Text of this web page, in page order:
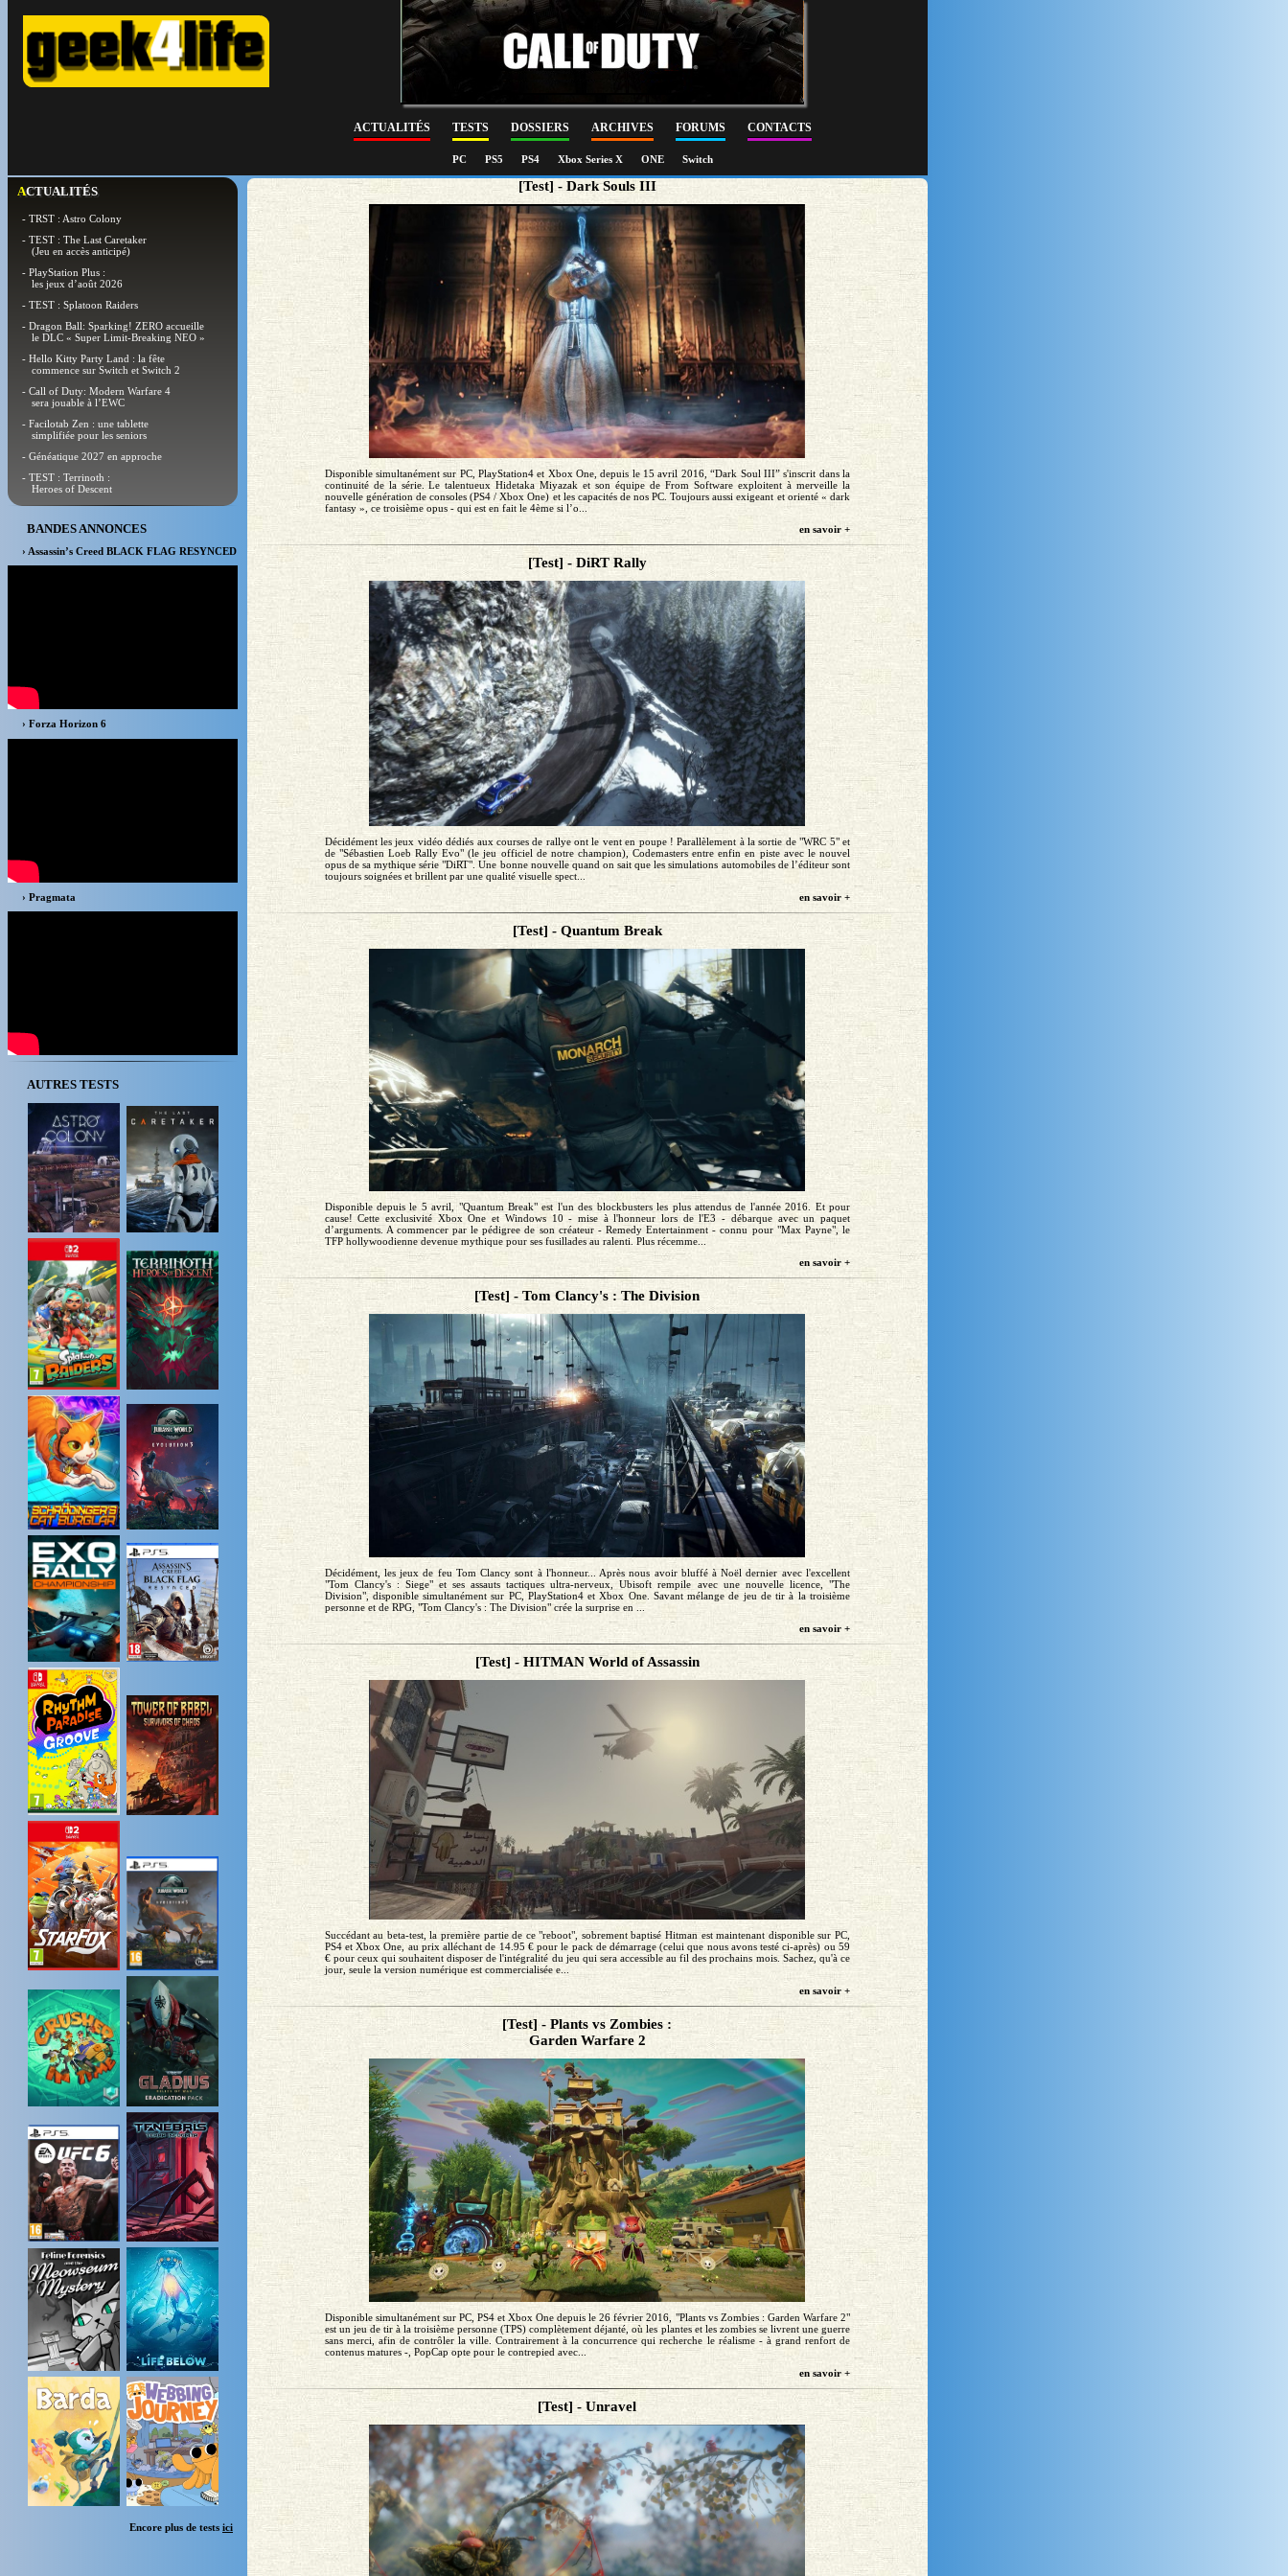
ACTUALITÉS TESTS DOSSIERS ARCHIVES FORUMS CONTACTS
PC PS5 PS4 Xbox Series X ONE Switch
ACTUALITÉS
- TRST : Astro Colony
- TEST : The Last Caretaker
(Jeu en accès anticipé)
- PlayStation Plus :
les jeux d’août 2026
- TEST : Splatoon Raiders
- Dragon Ball: Sparking! ZERO accueille
le DLC « Super Limit-Breaking NEO »
- Hello Kitty Party Land : la fête
commence sur Switch et Switch 2
- Call of Duty: Modern Warfare 4
sera jouable à l’EWC
- Facilotab Zen : une tablette
simplifiée pour les seniors
- Généatique 2027 en approche
- TEST : Terrinoth :
Heroes of Descent
BANDES ANNONCES
› Assassin’s Creed BLACK FLAG RESYNCED
› Forza Horizon 6
› Pragmata
AUTRES TESTS
Encore plus de tests ici
[Test] - Dark Souls III
Disponible simultanément sur PC, PlayStation4 et Xbox One, depuis le 15 avril 2016, “Dark Soul III” s'inscrit dans la
continuité de la série. Le talentueux Hidetaka Miyazak et son équipe de From Software exploitent à merveille la
nouvelle génération de consoles (PS4 / Xbox One) et les capacités de nos PC. Toujours aussi exigeant et orienté « dark
fantasy », ce troisième opus - qui est en fait le 4ème si l’o...
en savoir +
[Test] - DiRT Rally
Décidément les jeux vidéo dédiés aux courses de rallye ont le vent en poupe ! Parallèlement à la sortie de "WRC 5" et
de "Sébastien Loeb Rally Evo" (le jeu officiel de notre champion), Codemasters entre enfin en piste avec le nouvel
opus de sa mythique série "DiRT". Une bonne nouvelle quand on sait que les simulations automobiles de l’éditeur sont
toujours soignées et brillent par une qualité visuelle spect...
en savoir +
[Test] - Quantum Break
Disponible depuis le 5 avril, "Quantum Break" est l'un des blockbusters les plus attendus de l'année 2016. Et pour
cause! Cette exclusivité Xbox One et Windows 10 - mise à l'honneur lors de l'E3 - débarque avec un paquet
d’arguments. A commencer par le pédigree de son créateur - Remedy Entertainment - connu pour "Max Payne", le
TFP hollywoodienne devenue mythique pour ses fusillades au ralenti. Plus récemme...
en savoir +
[Test] - Tom Clancy's : The Division
Décidément, les jeux de feu Tom Clancy sont à l'honneur... Après nous avoir bluffé à Noël dernier avec l'excellent
"Tom Clancy's : Siege" et ses assauts tactiques ultra-nerveux, Ubisoft rempile avec une nouvelle licence, "The
Division", disponible simultanément sur PC, PlayStation4 et Xbox One. Savant mélange de jeu de tir à la troisième
personne et de RPG, "Tom Clancy's : The Division" crée la surprise en ...
en savoir +
[Test] - HITMAN World of Assassin
Succédant au beta-test, la première partie de ce "reboot", sobrement baptisé Hitman est maintenant disponible sur PC,
PS4 et Xbox One, au prix alléchant de 14.95 € pour le pack de démarrage (celui que nous avons testé ci-après) ou 59
€ pour ceux qui souhaitent disposer de l'intégralité du jeu qui sera accessible au fil des prochains mois. Sachez, qu'à ce
jour, seule la version numérique est commercialisée e...
en savoir +
[Test] - Plants vs Zombies :
Garden Warfare 2
Disponible simultanément sur PC, PS4 et Xbox One depuis le 26 février 2016, "Plants vs Zombies : Garden Warfare 2"
est un jeu de tir à la troisième personne (TPS) complètement déjanté, où les plantes et les zombies se livrent une guerre
sans merci, afin de contrôler la ville. Contrairement à la concurrence qui recherche le réalisme - à grand renfort de
contenus matures -, PopCap opte pour le contrepied avec...
en savoir +
[Test] - Unravel